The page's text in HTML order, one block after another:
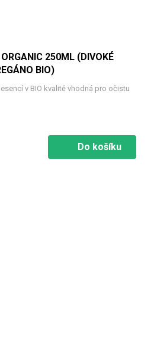
250ML (DIVOKÉ
BIO)
v BIO kvalitě vhodná pro očistu
Do košíku